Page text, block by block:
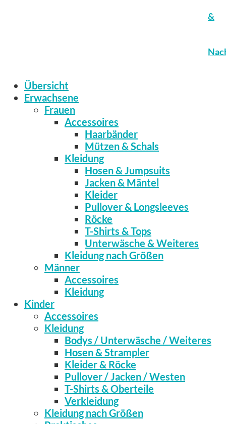
&
Übersicht
Erwachsene
Frauen
Accessoires
Haarbänder
Mützen & Schals
Kleidung
Hosen & Jumpsuits
Jacken & Mäntel
Kleider
Pullover & Longsleeves
Röcke
T-Shirts & Tops
Unterwäsche & Weiteres
Kleidung nach Größen
Männer
Accessoires
Kleidung
Kinder
Accessoires
Kleidung
Bodys / Unterwäsche / Weiteres
Hosen & Strampler
Kleider & Röcke
Pullover / Jacken / Westen
T-Shirts & Oberteile
Verkleidung
Kleidung nach Größen